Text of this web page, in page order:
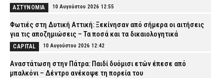
ΑΣΤΥΝΟΜΙΑ 10 Αυγούστου 2026 12:55
Φωτιές στη Δυτική Αττική: Ξεκίνησαν από σήμερα οι αιτήσεις
για τις αποζημιώσεις – Τα ποσά και τα δικαιολογητικά
CAPITAL 10 Αυγούστου 2026 12:42
Αναστάτωση στην Πάτρα: Παιδί δυόμισι ετών έπεσε από
μπαλκόνι – Δέντρο ανέκοψε τη πορεία του